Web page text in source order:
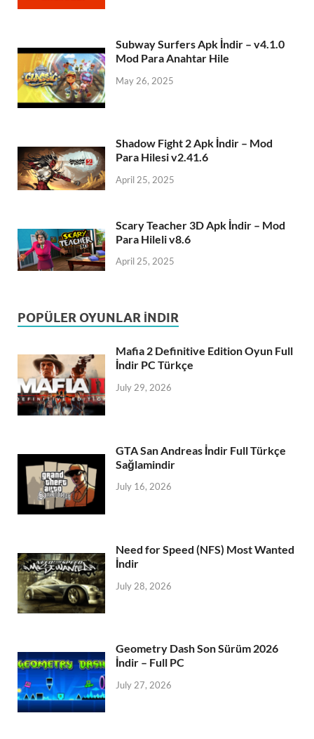
Subway Surfers Apk İndir – v4.1.0
Mod Para Anahtar Hile
May 26, 2025
Shadow Fight 2 Apk İndir – Mod
Para Hilesi v2.41.6
April 25, 2025
Scary Teacher 3D Apk İndir – Mod
Para Hileli v8.6
April 25, 2025
POPÜLER OYUNLAR İNDIR
Mafia 2 Definitive Edition Oyun Full
İndir PC Türkçe
July 29, 2026
GTA San Andreas İndir Full Türkçe
Sağlamindir
July 16, 2026
Need for Speed (NFS) Most Wanted
İndir
July 28, 2026
Geometry Dash Son Sürüm 2026
İndir – Full PC
July 27, 2026